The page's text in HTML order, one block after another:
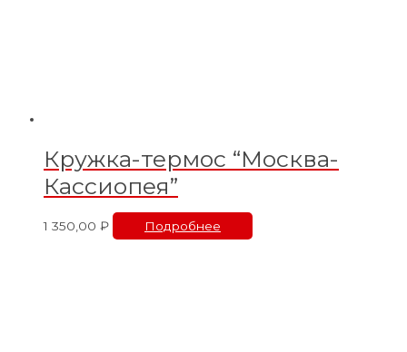
Кружка-термос “Москва-
Кассиопея”
1 350,00 ₽ Подробнее